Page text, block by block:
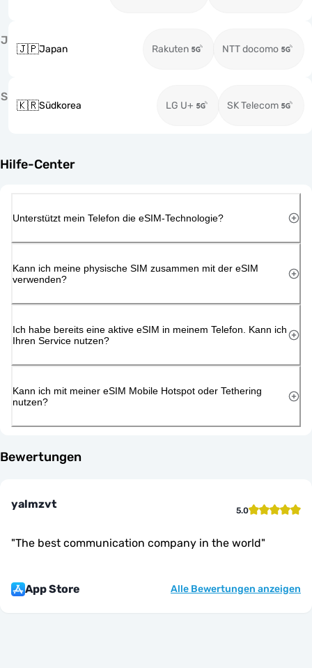
J
🇯🇵Japan Rakuten NTT docomo
S
🇰🇷Südkorea LG U+ SK Telecom
Hilfe-Center
Unterstützt mein Telefon die eSIM-Technologie?
Kann ich meine physische SIM zusammen mit der eSIM
verwenden?
Ich habe bereits eine aktive eSIM in meinem Telefon. Kann ich
Ihren Service nutzen?
Kann ich mit meiner eSIM Mobile Hotspot oder Tethering
nutzen?
Bewertungen
yalmzvt 5.0
"The best communication company in the world"
App Store Alle Bewertungen anzeigen